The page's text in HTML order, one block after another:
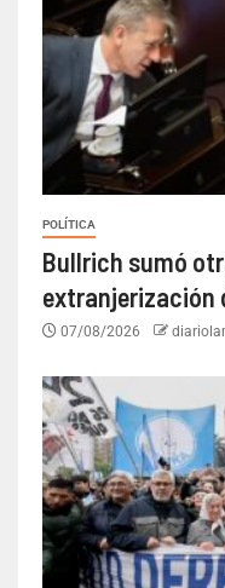
POLÍTICA
Bullrich sumó
extranjerización
07/08/2026